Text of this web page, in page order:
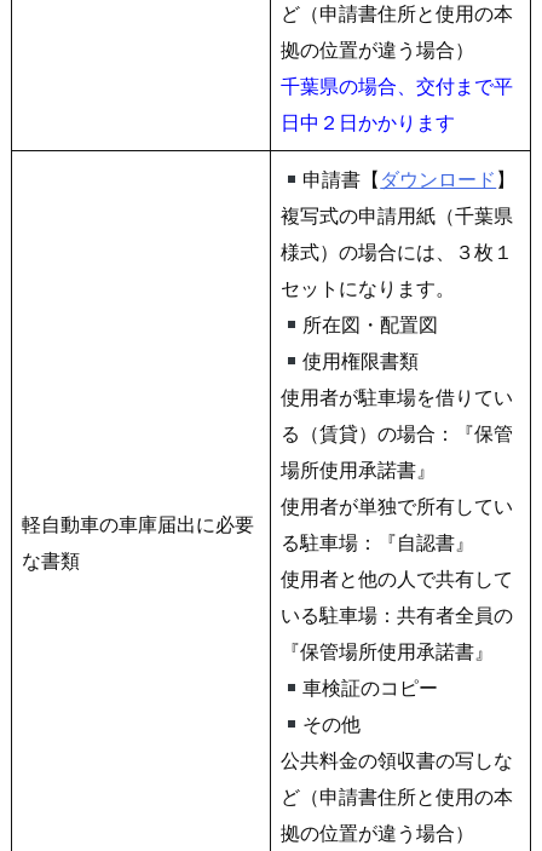
ど（申請書住所と使用の本
拠の位置が違う場合）
千葉県の場合、交付まで平
日中２日かかります
軽自動車の車庫届出に必要
な書類
申請書【 ダウンロード 】
複写式の申請用紙（千葉県
様式）の場合には、３枚１
セットになります。
所在図・配置図
使用権限書類
使用者が駐車場を借りてい
る（賃貸）の場合：『保管
場所使用承諾書』
使用者が単独で所有してい
る駐車場：『自認書』
使用者と他の人で共有して
いる駐車場：共有者全員の
『保管場所使用承諾書』
車検証のコピー
その他
公共料金の領収書の写しな
ど（申請書住所と使用の本
拠の位置が違う場合）